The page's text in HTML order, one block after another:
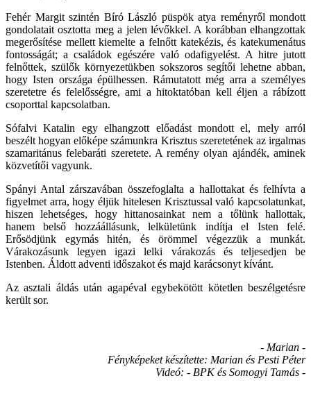
Fehér Margit szintén Bíró László püspök atya reményről mondott
gondolatait osztotta meg a jelen lévőkkel. A korábban elhangzottak
megerősítése mellett kiemelte a felnőtt katekézis, és katekumenátus
fontosságát; a családok egészére való odafigyelést. A hitre jutott
felnőttek, szülők környezetükben sokszoros segítői lehetne abban,
hogy Isten országa épülhessen. Rámutatott még arra a személyes
szeretetre és felelősségre, ami a hitoktatóban kell éljen a rábízott
csoporttal kapcsolatban.
Sófalvi Katalin egy elhangzott előadást mondott el, mely arról
beszélt hogyan előképe számunkra Krisztus szeretetének az irgalmas
szamaritánus felebaráti szeretete. A remény olyan ajándék, aminek
közvetítői vagyunk.
Spányi Antal zárszavában összefoglalta a hallottakat és felhívta a
figyelmet arra, hogy éljük hitelesen Krisztussal való kapcsolatunkat,
hiszen lehetséges, hogy hittanosainkat nem a tőlünk hallottak,
hanem belső hozzáállásunk, lelkületünk indítja el Isten felé.
Erősödjünk egymás hitén, és örömmel végezzük a munkát.
Várakozásunk legyen igazi lelki várakozás és teljesedjen be
Istenben. Áldott adventi időszakot és majd karácsonyt kívánt.
Az asztali áldás után agapéval egybekötött kötetlen beszélgetésre
került sor.
- Marian -
Fényképeket készítette: Marian és Pesti Péter
Videó: - BPK és Somogyi Tamás -